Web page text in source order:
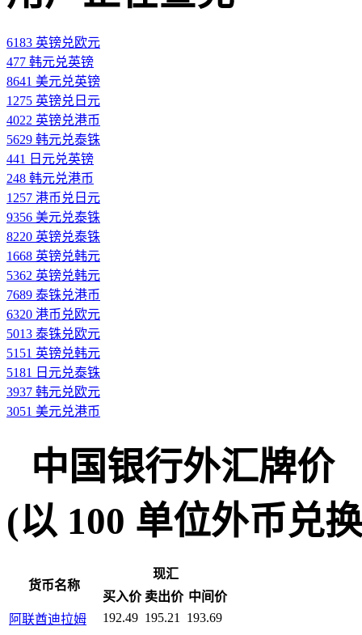
6183 英镑兑欧元
477 韩元兑英镑
8641 美元兑英镑
1275 英镑兑日元
4022 英镑兑港币
5629 韩元兑泰铢
441 日元兑英镑
248 韩元兑港币
1257 港币兑日元
9356 美元兑泰铢
8220 英镑兑泰铢
1668 英镑兑韩元
5362 英镑兑韩元
7689 泰铢兑港币
6320 港币兑欧元
5013 泰铢兑欧元
5151 英镑兑韩元
5181 日元兑泰铢
3937 韩元兑欧元
3051 美元兑港币
中国银行外汇牌价
(以 100 单位外币兑
货币名称
现汇
买入价 卖出价 中间价
阿联酋迪拉姆
192.49 195.21
193.69